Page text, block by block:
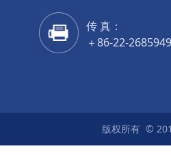
传 真：
＋86-22-
版权所有 ©